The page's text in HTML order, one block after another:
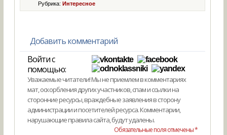
Рубрика: Интересное
Добавить комментарий
Войти с
помощью:
Уважаемые читатели! Мы не приемлем в комментариях
мат, оскорбления других участников, спам и ссылки на
сторонние ресурсы, враждебные заявления в сторону
администрации и посетителей ресурса. Комментарии,
нарушающие правила сайта, будут удалены.
Обязательные поля отмечены *